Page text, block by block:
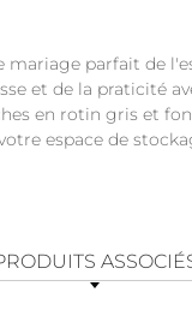
mariage parfait de
et de la praticité
en rotin gris et
espace de